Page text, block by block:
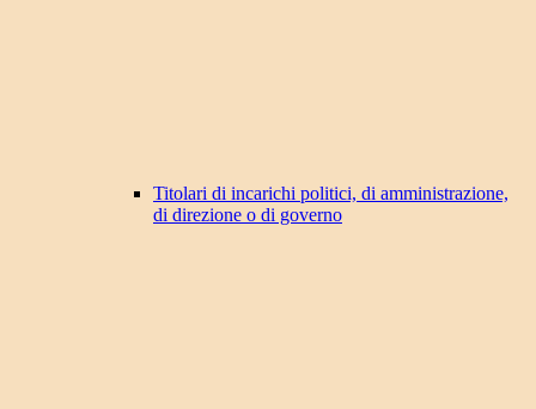
Titolari di incarichi politici, di amministrazione,
di direzione o di governo